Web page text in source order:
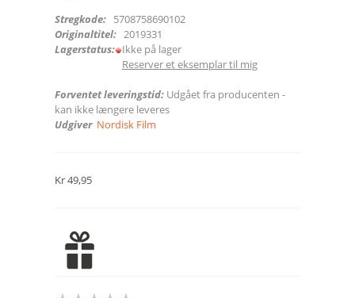
Stregkode: 5708758690102
Originaltitel: 2019331
Lagerstatus: Ikke på lager
Reserver et eksemplar til mig
Forventet leveringstid: Udgået fra producenten -
kan ikke længere leveres
Udgiver Nordisk Film
Kr 49,95